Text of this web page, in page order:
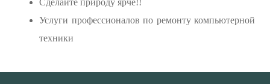
Сделайте природу ярче!!
Услуги профессионалов по ремонту компьютерной
техники